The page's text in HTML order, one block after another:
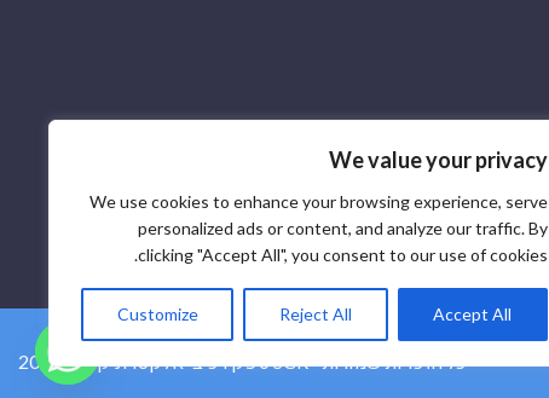
We value your privacy
We use cookies to enhance your browsing experience, serve
personalized ads or content, and analyze our traffic. By
clicking "Accept All", you consent to our use of cookies.
Customize Reject All Accept All
2026 © ספק רכיבי אלקטרוניקה SCR - כל הזכויות שמורות